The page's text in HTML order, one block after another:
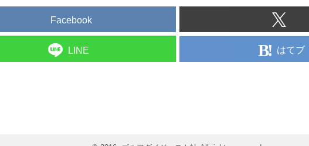
Facebook
LINE はてブ